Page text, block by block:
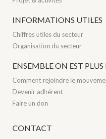
INFORMATIONS UTILES
Chiffres utiles du secteur
Organisation du secteur
ENSEMBLE ON EST PLUS
Comment rejoindre le
Devenir adhérent
Faire un don
CONTACT